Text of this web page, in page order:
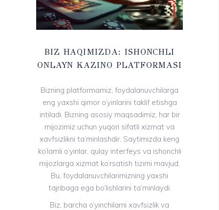
BIZ HAQIMIZDA: ISHONCHLI
ONLAYN KAZINO PLATFORMASI
Bizning platformamiz, foydalanuvchilarga
eng yaxshi qimor o’yinlarini taklif etishga
intiladi. Bizning asosiy maqsadimiz, har bir
mijozimiz uchun yuqori sifatli xizmat va
xavfsizlikni ta’minlashdir. Saytimizda keng
ko’lamli o’yinlar, qulay interfeys va ishonchli
mijozlarga xizmat ko’rsatish tizimi mavjud.
Bu, foydalanuvchilarimizning yaxshi
tajribaga ega bo’lishlarini ta’minlaydi.
Biz, barcha o’yinchilarni xavfsizlik va